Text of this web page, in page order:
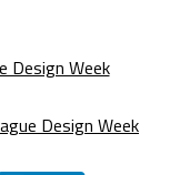
Design Week
Design Week